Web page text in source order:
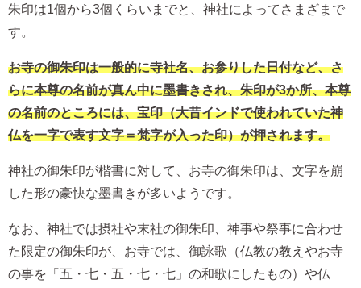
朱印は1個から3個くらいまでと、神社によってさまざまで
す。
お寺の御朱印は一般的に寺社名、お参りした日付など、さ
らに本尊の名前が真ん中に墨書きされ、朱印が3か所、本尊
の名前のところには、宝印（大昔インドで使われていた神
仏を一字で表す文字＝梵字が入った印）が押されます。
神社の御朱印が楷書に対して、お寺の御朱印は、文字を崩
した形の豪快な墨書きが多いようです。
なお、神社では摂社や末社の御朱印、神事や祭事に合わせ
た限定の御朱印が、お寺では、御詠歌（仏教の教えやお寺
の事を「五・七・五・七・七」の和歌にしたもの）や仏